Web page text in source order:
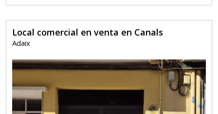
Local comercial en venta en Canals
Adaix